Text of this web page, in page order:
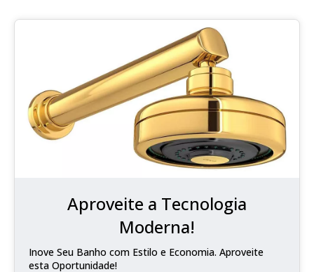
Aproveite a Tecnologia
Moderna!
Inove Seu Banho com Estilo e Economia. Aproveite
esta Oportunidade!